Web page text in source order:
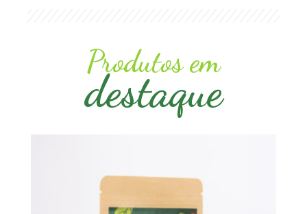
Produtos em
destaque